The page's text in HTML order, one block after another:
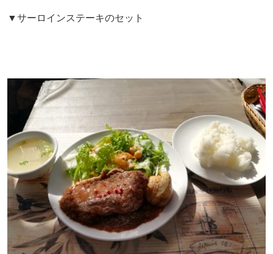
▼サーロインステーキのセット